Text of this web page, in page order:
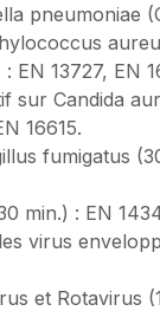
pneumoniae
EN 13727, EN
sur Candida
16615.
fumigatus
min.) : EN
virus
et Rotavirus